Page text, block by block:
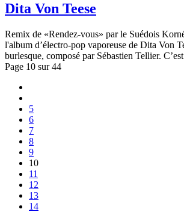
Dita Von Teese
Remix de «Rendez-vous» par le Suédois
l'album d’électro-pop vaporeuse de Dita Von
burlesque, composé par Sébastien Tellier.
Page 10 sur 44
5
6
7
8
9
10
11
12
13
14